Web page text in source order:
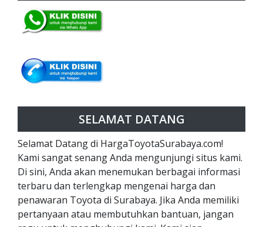
SELAMAT DATANG
Selamat Datang di HargaToyotaSurabaya.com!
Kami sangat senang Anda mengunjungi situs kami.
Di sini, Anda akan menemukan berbagai informasi
terbaru dan terlengkap mengenai harga dan
penawaran Toyota di Surabaya. Jika Anda memiliki
pertanyaan atau membutuhkan bantuan, jangan